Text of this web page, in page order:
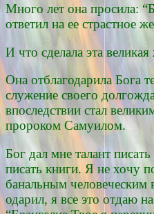
Много лет она просила:
ответил на ее страстное
И что сделала эта
Она отблагодарила Бога
служение своего
впоследствии стал
пророком Самуилом.
Бог дал мне талант
писать книги. Я не хочу
банальным
одарил, я все это отдаю